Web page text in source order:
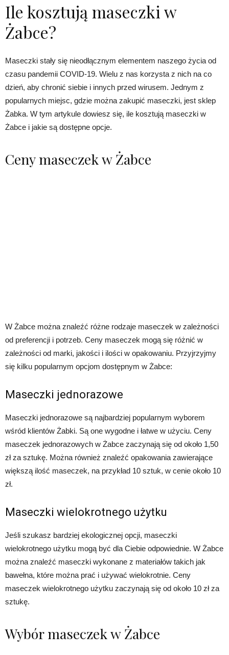
Ile kosztują maseczki w
Żabce?
Maseczki stały się nieodłącznym elementem naszego życia od
czasu pandemii COVID-19. Wielu z nas korzysta z nich na co
dzień, aby chronić siebie i innych przed wirusem. Jednym z
popularnych miejsc, gdzie można zakupić maseczki, jest sklep
Żabka. W tym artykule dowiesz się, ile kosztują maseczki w
Żabce i jakie są dostępne opcje.
Ceny maseczek w Żabce
W Żabce można znaleźć różne rodzaje maseczek w zależności
od preferencji i potrzeb. Ceny maseczek mogą się różnić w
zależności od marki, jakości i ilości w opakowaniu. Przyjrzyjmy
się kilku popularnym opcjom dostępnym w Żabce:
Maseczki jednorazowe
Maseczki jednorazowe są najbardziej popularnym wyborem
wśród klientów Żabki. Są one wygodne i łatwe w użyciu. Ceny
maseczek jednorazowych w Żabce zaczynają się od około 1,50
zł za sztukę. Można również znaleźć opakowania zawierające
większą ilość maseczek, na przykład 10 sztuk, w cenie około 10
zł.
Maseczki wielokrotnego użytku
Jeśli szukasz bardziej ekologicznej opcji, maseczki
wielokrotnego użytku mogą być dla Ciebie odpowiednie. W Żabce
można znaleźć maseczki wykonane z materiałów takich jak
bawełna, które można prać i używać wielokrotnie. Ceny
maseczek wielokrotnego użytku zaczynają się od około 10 zł za
sztukę.
Wybór maseczek w Żabce